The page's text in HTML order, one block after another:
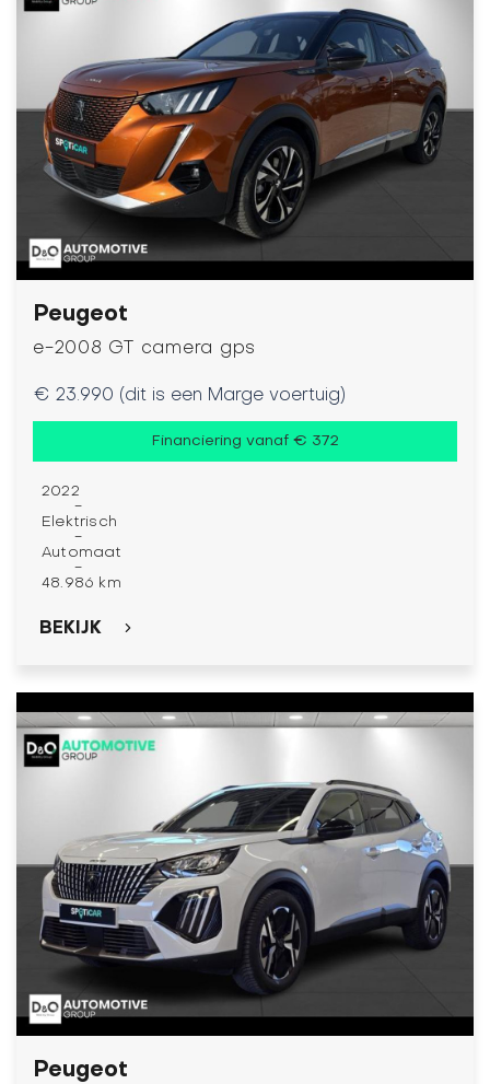
Peugeot
e-2008 GT camera gps
€ 23.990 (dit is een Marge voertuig)
Financiering vanaf € 372
2022
-
Elektrisch
-
Automaat
-
48.986 km
BEKIJK
Peugeot